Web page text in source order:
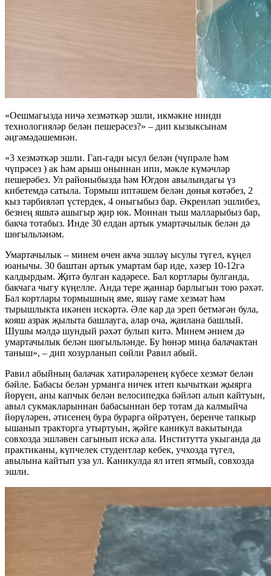
«Оешмагызда ничә хезмәткәр эшли, икмәкне нинди
технологияләр белән пешерәсез?» – дип кызыксынам
әңгәмәдәшемнән.
«3 хезмәткәр эшли. Гап-гади ысул белән (чүпрәле һәм
чүпрәсез ) ак һәм арыш оныннан ипи, мәкле күмәчләр
пешерәбез. Ул районыбызда һәм Югдон авылындагы үз
кибетемдә сатыла. Тормыш иптәшем белән дөнья көтәбез, 2
кыз тәрбияләп үстердек, 4 оныгыбыз бар. Әкренләп эшлибез,
безнең яшьтә ашыгыр җир юк. Моннан тыш малларыбыз бар,
бакча тотабыз. Инде 30 елдан артык умартачылык белән дә
шөгыльләнәм.
Умартачылык – минем өчен акча эшләү ысулы түгел, күңел
юанычы. 30 баштан артык умартам бар иде, хәзер 10-12гә
калдырдым. Җитә булган кадәресе. Бал кортлары булганда,
бакчага чыгу күңелле. Анда тере җаннар барлыгын тою рәхәт.
Бал кортлары тормышның яме, яшәү гаме хезмәт һәм
тырышлыкта икәнен искәртә. Әле кар да эреп бетмәгән була,
кояш азрак җылыта башлауга, алар оча, җанлана башлый.
Шушы мәлдә шундый рәхәт булып китә. Минем әнием дә
умартачылык белән шөгыльләнде. Бу һөнәр миңа балачактан
таныш», – дип хозурланып сөйли Равил абый.
Равил абыйның балачак хатирәләренең күбесе хезмәт белән
бәйле. Бабасы белән урманга ничек итеп кычыткан җыярга
йөрүен, аны капчык белән велосипедка бәйләп алып кайтуын,
авыл сукмакларыннан бабасыннан бер тотам да калмыйча
йөрүләрен, әтисенең бура бурарга өйрәтүен, беренче тапкыр
ышанып тракторга утыртуын, җәйге каникул вакытында
совхозда эшләвен сагынып искә ала. Институтта укыганда да
практиканы, күпчелек студентлар кебек, учхозда түгел,
авылына кайтып уза ул. Каникулда ял итеп ятмый, совхозда
эшли.